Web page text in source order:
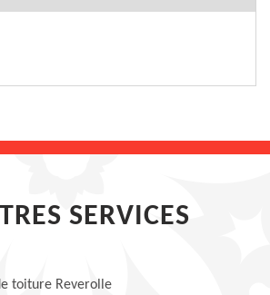
SERVICES
toiture Reverolle